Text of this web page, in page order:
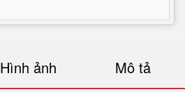
Hình ảnh Mô tả